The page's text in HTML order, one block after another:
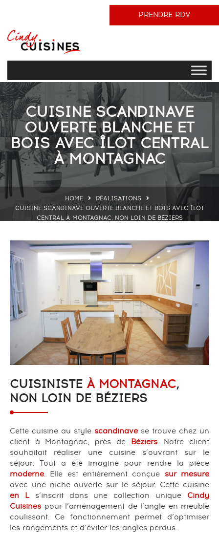
PRENDRE RDV
CUISINE SCANDINAVE
OUVERTE BLANCHE ET
BOIS AVEC ÎLOT CENTRAL
À MONTAGNAC
HOME
RÉALISATIONS
CUISINE SCANDINAVE OUVERTE BLANCHE ET BOIS AVEC ÎLOT
CENTRAL À MONTAGNAC, NON LOIN DE BÉZIERS
CUISINISTE À MONTAGNAC,
NON LOIN DE BÉZIERS
Cette cuisine au style scandinave se trouve chez un
client à Montagnac, près de Béziers. Notre client
souhaitait réaliser une cuisine s’ouvrant sur le
séjour. Tout a été imaginé pour rendre la pièce
moderne. Elle est entièrement conçue sur mesure
avec une niche ouverte sur le séjour. Cette cuisine
en Ls’inscrit dans une collection unique Cindy
Cuisines pour l’aménagement de l’angle en meuble
coulissant. Ce fonctionnement permet d’optimiser
les rangements et d’éviter les angles perdus.